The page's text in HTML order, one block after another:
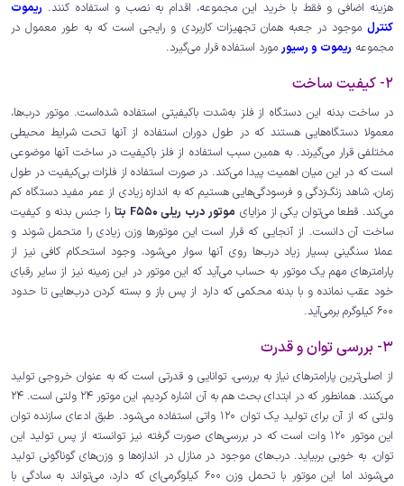
هزینه اضافی و فقط با خرید این مجموعه، اقدام به نصب و استفاده کنند. ریموت
کنترل موجود در جعبه همان تجهیزات کاربردی و رایجی است که به طور معمول در
مجموعه ریموت و رسیور مورد استفاده قرار می‌گیرد.
2- کیفیت ساخت
در ساخت بدنه این دستگاه از فلز به‌شدت باکیفیتی استفاده شده‌است. موتور درب‌ها،
معمولا دستگاه‌هایی هستند که در طول دوران استفاده از آنها تحت شرایط محیطی
مختلفی قرار می‌گیرند. به همین سبب استفاده از فلز باکیفیت در ساخت آنها موضوعی
است که در این میان اهمیت پیدا می‌کند. در صورت استفاده از فلزات بی‌کیفیت در طول
زمان، شاهد زنگ‌زدگی و فرسودگی‌هایی هستیم که به اندازه زیادی از عمر مفید دستگاه کم
می‌کند. قطعا می‌توان یکی از مزایای موتور درب ریلی F550 بتا
را جنس بدنه و کیفیت
ساخت آن دانست. از آنجایی که قرار است این موتورها وزن زیادی را متحمل شوند و
عملا سنگینی بسیار زیاد درب‌ها روی آنها سوار می‌شود، وجود استحکام کافی نیز از
پارامترهای مهم یک موتور به حساب می‌آید که این موتور در این زمینه نیز از سایر رقبای
خود عقب نمانده و با بدنه محکمی که دارد از پس باز و بسته کردن درب‌هایی تا حدود
600 کیلوگرم برمی‌آید.
3- بررسی توان و قدرت
از اصلی‌ترین پارامترهای نیاز به بررسی، توانایی و قدرتی است که به عنوان خروجی تولید
می‌کنند. همانطور که در ابتدای بحث هم به آن اشاره کردیم، این موتور 24 ولتی است. 24
ولتی که از آن برای تولید یک توان 120 واتی استفاده می‌شود. طبق ادعای سازنده توان
این موتور 120 وات است که در بررسی‌های صورت گرفته نیز توانسته از پس تولید این
توان، به خوبی بربیاید. درب‌های موجود در منازل در اندازه‌ها و وزن‌های گوناگونی تولید
می‌شوند اما این موتور با تحمل وزن 600 کیلوگرمی‌ای که دارد، می‌تواند به سادگی با